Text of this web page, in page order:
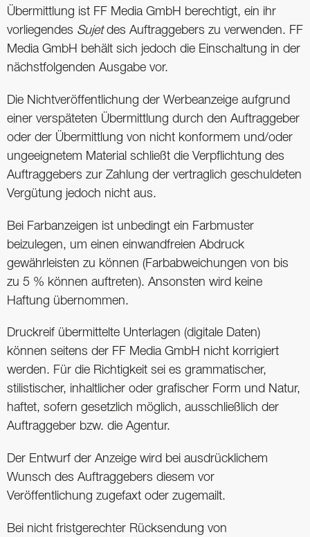
Übermittlung ist FF Media GmbH berechtigt, ein ihr
vorliegendes Sujetdes Auftraggebers zu verwenden. FF
Media GmbH behält sich jedoch die Einschaltung in der
nächstfolgenden Ausgabe vor.
Die Nichtveröffentlichung der Werbeanzeige aufgrund
einer verspäteten Übermittlung durch den Auftraggeber
oder der Übermittlung von nicht konformem und/oder
ungeeignetem Material schließt die Verpflichtung des
Auftraggebers zur Zahlung der vertraglich geschuldeten
Vergütung jedoch nicht aus.
Bei Farbanzeigen ist unbedingt ein Farbmuster
beizulegen, um einen einwandfreien Abdruck
gewährleisten zu können (Farbabweichungen von bis
zu 5 % können auftreten). Ansonsten wird keine
Haftung übernommen.
Druckreif übermittelte Unterlagen (digitale Daten)
können seitens der FF Media GmbH nicht korrigiert
werden. Für die Richtigkeit sei es grammatischer,
stilistischer, inhaltlicher oder grafischer Form und Natur,
haftet, sofern gesetzlich möglich, ausschließlich der
Auftraggeber bzw. die Agentur.
Der Entwurf der Anzeige wird bei ausdrücklichem
Wunsch des Auftraggebers diesem vor
Veröffentlichung zugefaxt oder zugemailt.
Bei nicht fristgerechter Rücksendung von